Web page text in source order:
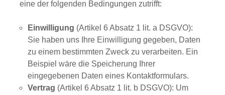
eine der folgenden Bedingungen zutrifft:
Einwilligung (Artikel 6 Absatz 1 lit. a DSGVO):
Sie haben uns Ihre Einwilligung gegeben, Daten
zu einem bestimmten Zweck zu verarbeiten. Ein
Beispiel wäre die Speicherung Ihrer
eingegebenen Daten eines Kontaktformulars.
Vertrag (Artikel 6 Absatz 1 lit. b DSGVO): Um